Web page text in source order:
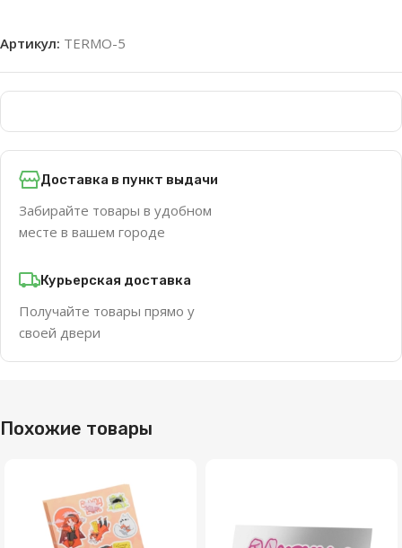
Артикул: TERMO-5
Доставка в пункт выдачи
Забирайте товары в удобном
месте в вашем городе
Курьерская доставка
Получайте товары прямо у
своей двери
Похожие товары